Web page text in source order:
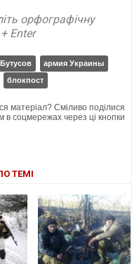
орфографічну
Enter
Бутусов
армия Украины
блокпост
матеріал? Сміливо поділися
в соцмережах через ці кнопки
ТЕМІ